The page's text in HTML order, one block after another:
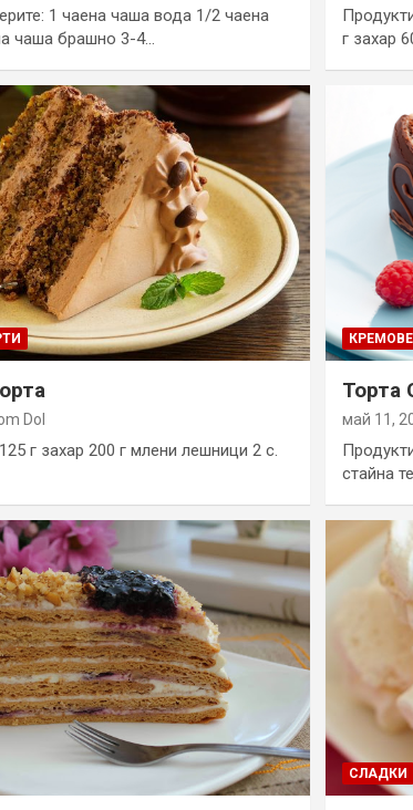
1 чаена чаша вода 1/2 чаена
чаша брашно 3-4…
г захар
Dol
г захар 200 г млени лешници 2 с.
КРЕМОВЕ
Торта
май 11,
стайна
СЛАДКИ